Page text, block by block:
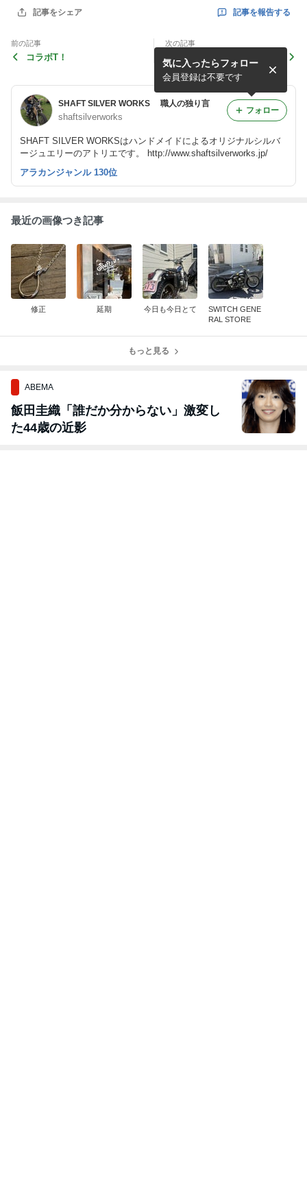
記事をシェア 記事を報告する
前の記事
コラボT！
次の記事
SHAFT SILVER WORKS 職人の独り言
shaftsilverworks
SHAFT SILVER WORKSはハンドメイドによるオリジナルシルバ
ージュエリーのアトリエです。 http://www.shaftsilverworks.jp/
気に入ったらフォロー
会員登録は不要です
フォロー
アラカンジャンル 130位
最近の画像つき記事
修正 延期 今日も今日とて
SWITCH GENE
RAL STORE
もっと見る
ABEMA
飯田圭織「誰だか分からない」激変し
た44歳の近影